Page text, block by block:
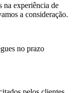
na experiência de
a consideração.
no prazo